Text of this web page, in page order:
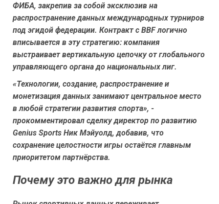
ФИБА, закрепив за собой эксклюзив на
распространение данных международных турниров
под эгидой федерации. Контракт с BBF логично
вписывается в эту стратегию: компания
выстраивает вертикальную цепочку от глобального
управляющего органа до национальных лиг.
«Технологии, создание, распространение и
монетизация данных занимают центральное место
в любой стратегии развития спорта», -
прокомментировал сделку директор по развитию
Genius Sports Ник Мэйуолд, добавив, что
сохранение целостности игры остаётся главным
приоритетом партнёрства.
Почему это важно для рынка